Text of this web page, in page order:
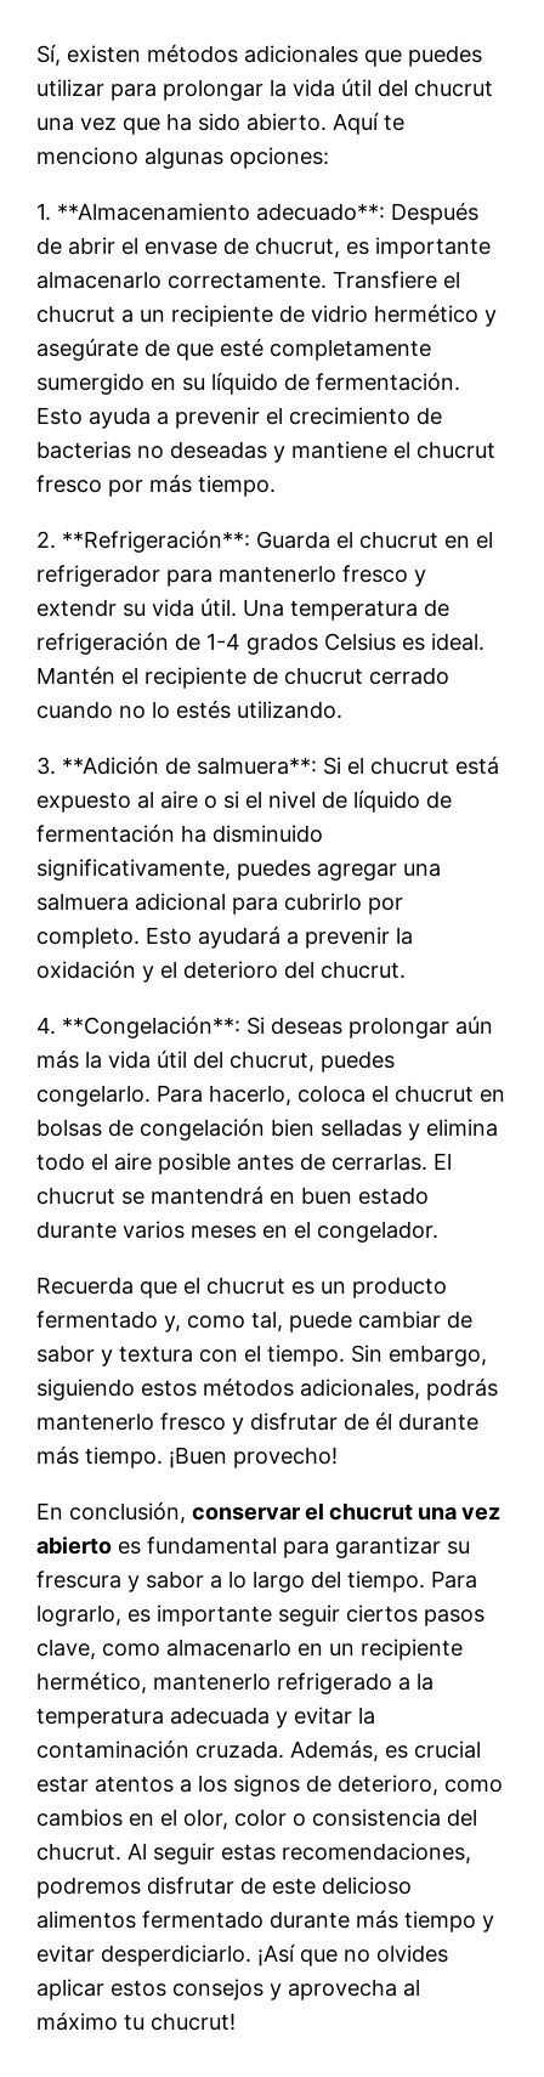
Sí, existen métodos adicionales que puedes
utilizar para prolongar la vida útil del chucrut
una vez que ha sido abierto. Aquí te
menciono algunas opciones:
1. **Almacenamiento adecuado**: Después
de abrir el envase de chucrut, es importante
almacenarlo correctamente. Transfiere el
chucrut a un recipiente de vidrio hermético y
asegúrate de que esté completamente
sumergido en su líquido de fermentación.
Esto ayuda a prevenir el crecimiento de
bacterias no deseadas y mantiene el chucrut
fresco por más tiempo.
2. **Refrigeración**: Guarda el chucrut en el
refrigerador para mantenerlo fresco y
extendr su vida útil. Una temperatura de
refrigeración de 1-4 grados Celsius es ideal.
Mantén el recipiente de chucrut cerrado
cuando no lo estés utilizando.
3. **Adición de salmuera**: Si el chucrut está
expuesto al aire o si el nivel de líquido de
fermentación ha disminuido
significativamente, puedes agregar una
salmuera adicional para cubrirlo por
completo. Esto ayudará a prevenir la
oxidación y el deterioro del chucrut.
4. **Congelación**: Si deseas prolongar aún
más la vida útil del chucrut, puedes
congelarlo. Para hacerlo, coloca el chucrut en
bolsas de congelación bien selladas y elimina
todo el aire posible antes de cerrarlas. El
chucrut se mantendrá en buen estado
durante varios meses en el congelador.
Recuerda que el chucrut es un producto
fermentado y, como tal, puede cambiar de
sabor y textura con el tiempo. Sin embargo,
siguiendo estos métodos adicionales, podrás
mantenerlo fresco y disfrutar de él durante
más tiempo. ¡Buen provecho!
En conclusión,conservar el chucrut una vez
abierto es fundamental para garantizar su
frescura y sabor a lo largo del tiempo. Para
lograrlo, es importante seguir ciertos pasos
clave, como almacenarlo en un recipiente
hermético, mantenerlo refrigerado a la
temperatura adecuada y evitar la
contaminación cruzada. Además, es crucial
estar atentos a los signos de deterioro, como
cambios en el olor, color o consistencia del
chucrut. Al seguir estas recomendaciones,
podremos disfrutar de este delicioso
alimentos fermentado durante más tiempo y
evitar desperdiciarlo. ¡Así que no olvides
aplicar estos consejos y aprovecha al
máximo tu chucrut!